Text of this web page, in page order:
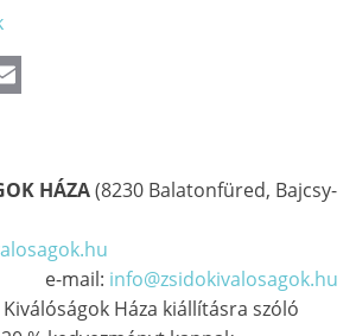
HÁZA(8230 Balatonfüred, Bajcsy-
e-mail: info@zsidokivalosagok.hu
Háza kiállításra szóló